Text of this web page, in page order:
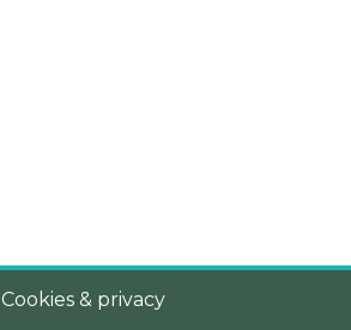
Cookies & privacy